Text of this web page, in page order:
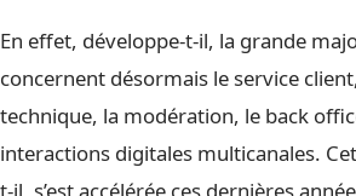
En effet, développe-t-il, la grande
concernent désormais le service
technique, la modération, le back
interactions digitales multicanales.